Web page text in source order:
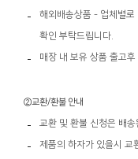
해외배송상품 - 업체별로
확인 부탁드립니다.
매장 내 보유 상품 출고
②교환/환불 안내
교환 및 환불 신청은 배
제품의 하자가 있을시 교